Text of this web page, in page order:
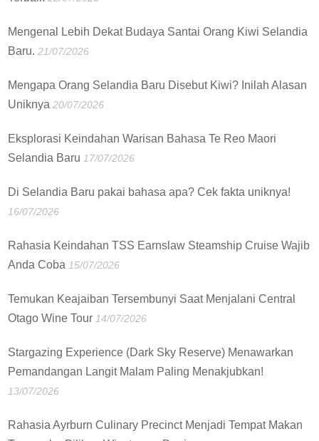
Mengenal Lebih Dekat Budaya Santai Orang Kiwi Selandia
Baru. 21/07/2026
Mengapa Orang Selandia Baru Disebut Kiwi? Inilah Alasan
Uniknya 20/07/2026
Eksplorasi Keindahan Warisan Bahasa Te Reo Maori
Selandia Baru 17/07/2026
Di Selandia Baru pakai bahasa apa? Cek fakta uniknya!
16/07/2026
Rahasia Keindahan TSS Earnslaw Steamship Cruise Wajib
Anda Coba 15/07/2026
Temukan Keajaiban Tersembunyi Saat Menjalani Central
Otago Wine Tour 14/07/2026
Stargazing Experience (Dark Sky Reserve) Menawarkan
Pemandangan Langit Malam Paling Menakjubkan!
13/07/2026
Rahasia Ayrburn Culinary Precinct Menjadi Tempat Makan